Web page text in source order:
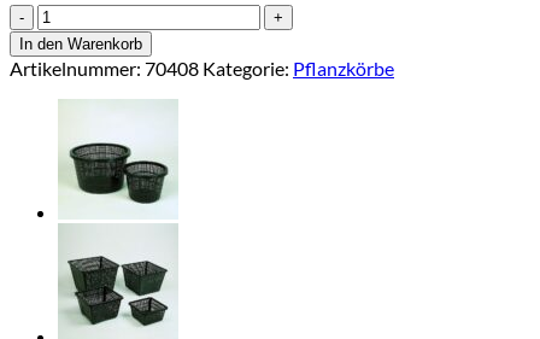
Wasserpflanzkorb
m.Griff
Ø40cm,
H25cm
Menge
In den Warenkorb
Artikelnummer: 70408 Kategorie: Pflanzkörbe